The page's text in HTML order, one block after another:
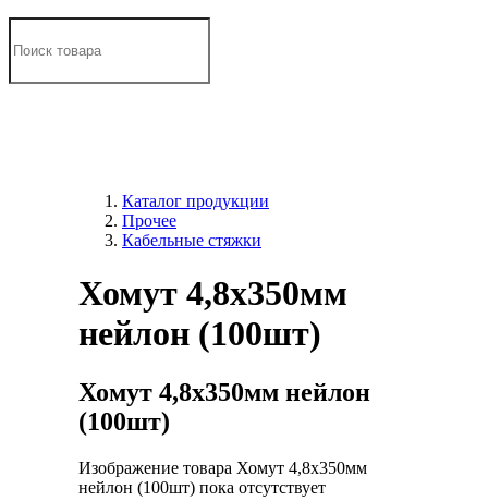
Каталог продукции
Прочее
Кабельные стяжки
Хомут 4,8х350мм
нейлон (100шт)
Хомут 4,8х350мм нейлон
(100шт)
Изображение товара Хомут 4,8х350мм
нейлон (100шт) пока отсутствует